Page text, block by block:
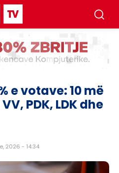
e votave: 10 më
PDK, LDK dhe
2026 - 14:34